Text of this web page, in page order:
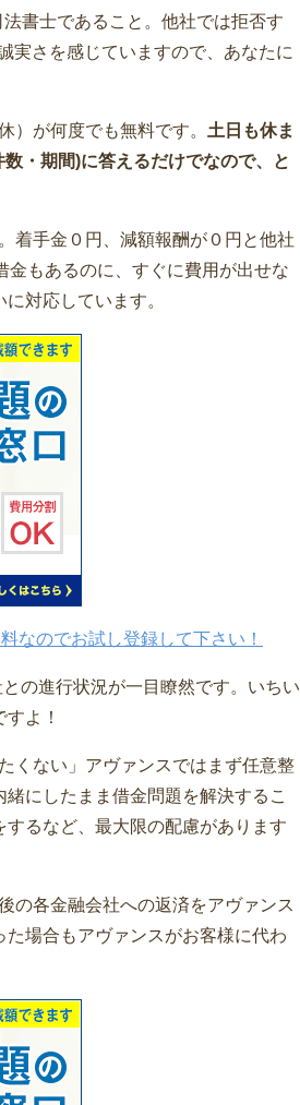
書士であること。他社では拒否す
実さを感じていますので、あなたに
）が何度でも無料です。 土日も休ま
・期間)に答えるだけでなので、と
着手金０円、減額報酬が０円と他社
金もあるのに、すぐに費用が出せな
対応しています。
なのでお試し登録して下さい！
の進行状況が一目瞭然です。いちい
よ！
くない」アヴァンスではまず任意整
にしたまま借金問題を解決するこ
るなど、最大限の配慮があります
の各金融会社への返済をアヴァンス
場合もアヴァンスがお客様に代わ